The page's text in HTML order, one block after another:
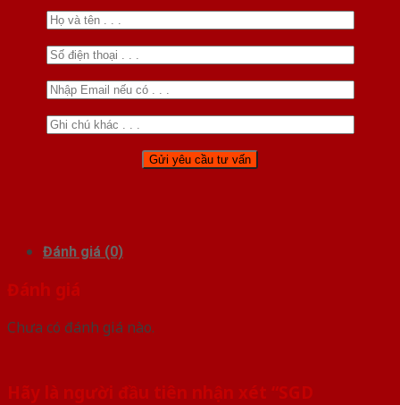
Đánh giá (0)
Đánh giá
Chưa có đánh giá nào.
Hãy là người đầu tiên nhận xét “SGD